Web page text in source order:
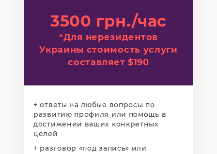
3500 грн./час
*Для нерезидентов
Украины стоимость услуги
составляет $190
+ ответы на любые вопросы по
развитию профиля или помощь в
достижении ваших конкретных
целей
+ разговор «под запись» или